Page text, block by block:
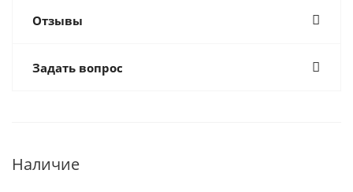
Отзывы
Задать вопрос
Наличие